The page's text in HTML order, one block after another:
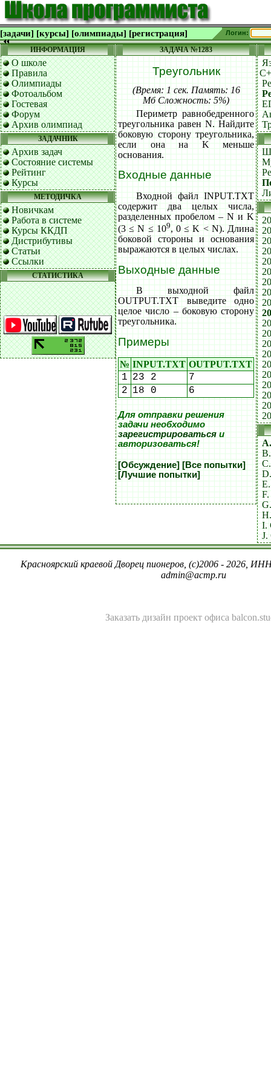
[задачи] [курсы] [олимпиады] [регистрация] Логин:
ИНФОРМАЦИЯ
О школе
Правила
Олимпиады
Фотоальбом
Гостевая
Форум
Архив олимпиад
ЗАДАЧНИК
Архив задач
Состояние системы
Рейтинг
Курсы
МЕТОДИЧКА
Новичкам
Работа в системе
Курсы ККДП
Дистрибутивы
Статьи
Ссылки
СТАТИСТИКА
ЗАДАЧА №1283
Треугольник
(Время: 1 сек. Память: 16
Мб Сложность: 5%)
Периметр равнобедренного
треугольника равен N. Найдите
боковую сторону треугольника,
если она на K меньше
основания.
Входные данные
Входной файл INPUT.TXT
содержит два целых числа,
разделенных пробелом – N и K
(3 ≤ N ≤ 109, 0 ≤ K < N). Длина
боковой стороны и основания
выражаются в целых числах.
Выходные данные
В выходной файл
OUTPUT.TXT выведите одно
целое число – боковую сторону
треугольника.
Примеры
№ INPUT.TXT OUTPUT.TXT
1 23 2
7
2 18 0 6
Для отправки решения
задачи необходимо
зарегистрироватьсяи
авторизоваться!
[Обсуждение] [Все попытки]
[Лучшие попытки]
I.
J.
Красноярский краевой Дворец пионеров, (c)2006 - 2026,
admin@acmp.ru
Заказать дизайн проект офиса